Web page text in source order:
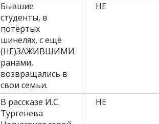
Бывшие
студенты, в
потёртых
шинелях, с ещё
(НЕ)ЗАЖИВШИМИ
ранами,
возвращались в
свои семьи.
НЕ
В рассказе И.С.
Тургенева
НЕ